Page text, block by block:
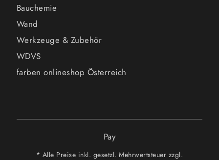
Bauchemie
Wand
Werkzeuge & Zubehör
WDVS
farben onlineshop Österreich
Pay
* Alle Preise inkl. gesetzl. Mehrwertsteuer zzgl.